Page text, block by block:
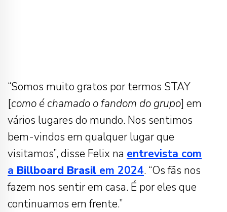
“Somos muito gratos por termos STAY
[como é chamado o fandom do grupo] em
vários lugares do mundo. Nos sentimos
bem-vindos em qualquer lugar que
visitamos”, disse Felix na entrevista com
a Billboard Brasil em 2024. “Os fãs nos
fazem nos sentir em casa. É por eles que
continuamos em frente.”